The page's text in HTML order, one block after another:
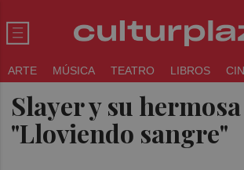
ARTE MÚSICA TEATRO LIBROS
Slayer y su
"Lloviendo sangre"